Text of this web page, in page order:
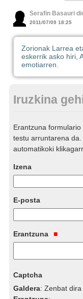
Serafin Basauri
2011/07/09 18:25
Zorionak Larrea
eskerrik asko hiri,
emotiarren.
Iruzkina
Erantzuna
testu arruntarena
automatikoki
Izena
E-posta
Erantzuna
Captcha
Galdera:Zenbat